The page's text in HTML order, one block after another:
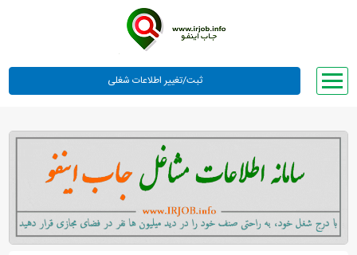
وبلاگ
معرفی ما
تعرفه ها